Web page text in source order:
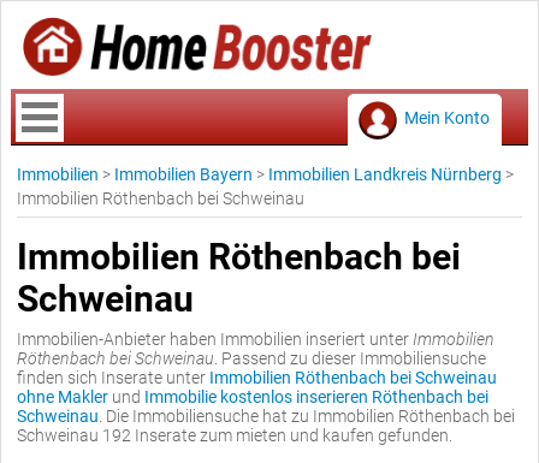
Mein Konto
Immobilien > Immobilien Bayern > Immobilien Landkreis Nürnberg >
Immobilien Röthenbach bei Schweinau
Immobilien Röthenbach bei
Schweinau
Immobilien-Anbieter haben Immobilien inseriert unter Immobilien
Röthenbach bei Schweinau . Passend zu dieser Immobiliensuche
finden sich Inserate unter Immobilien Röthenbach bei Schweinau
ohne Makler und Immobilie kostenlos inserieren Röthenbach bei
Schweinau . Die Immobiliensuche hat zu Immobilien Röthenbach bei
Schweinau 192 Inserate zum mieten und kaufen gefunden.